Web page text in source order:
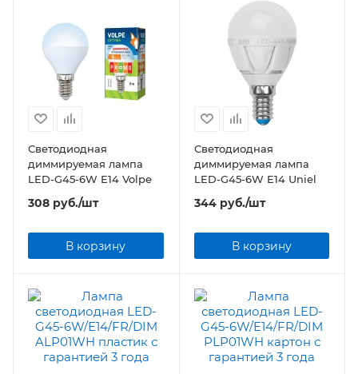
Светодиодная
диммируемая лампа
LED-G45-6W E14 Volpe
308 руб./шт
В корзину
Светодиодная
диммируемая лампа
LED-G45-6W E14 Uniel
344руб./шт
В корзину